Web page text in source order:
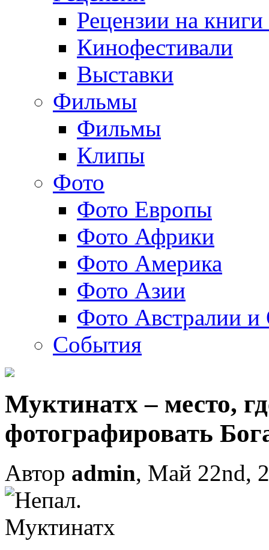
Рецензии на
Кинофестивали
Выставки
Фильмы
Фильмы
Клипы
Фото
Фото Европы
Фото Африки
Фото Америка
Фото Азии
Фото Австралии и
События
Муктинатх – место,
фотографировать
Автор admin, Май 22nd,